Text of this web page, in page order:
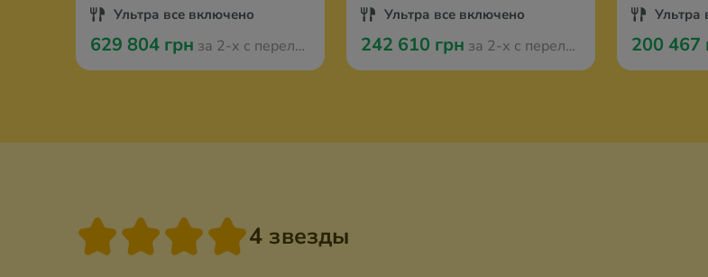
Ультра все включено
629 804 грн за 2-х с перелётом из Варшавы
Ультра все включено
242 610 грн за 2-х с перелётом из Варшавы
Ультра
200 467
4 звезды